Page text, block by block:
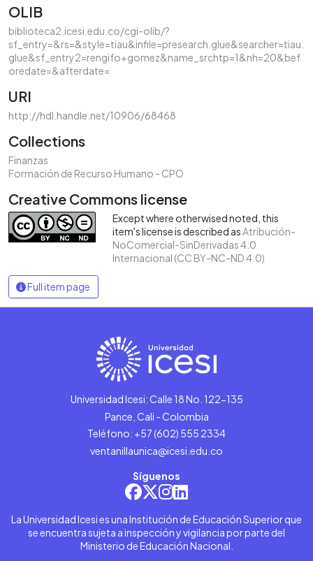
OLIB
biblioteca2.icesi.edu.co/cgi-olib/?
sf_entry=&rs=&style=tiau&infile=presearch.glue&searcher=tiau.
glue&sf_entry2=rengifo+gomez&name_srchtp=1&nh=20&bef
oredate=&afterdate=
URI
http://hdl.handle.net/10906/68468
Collections
Finanzas
Formación de Recurso Humano - CPO
Creative Commons license
Except where otherwised noted, this
item's license is described asAtribución-
NoComercial-SinDerivadas 4.0
Internacional (CC BY-NC-ND 4.0)
Full item page
Universidad Icesi: Calle 18 No. 122-135
Pance, Cali - Colombia
Teléfono: +57 (602) 555 2334
ventanillaunica@icesi.edu.co
Síguenos
La Universidad Icesi es una Institución de Educación Superior que
se encuentra sujeta a inspección y vigilancia por parte del
Ministerio de Educación Nacional.